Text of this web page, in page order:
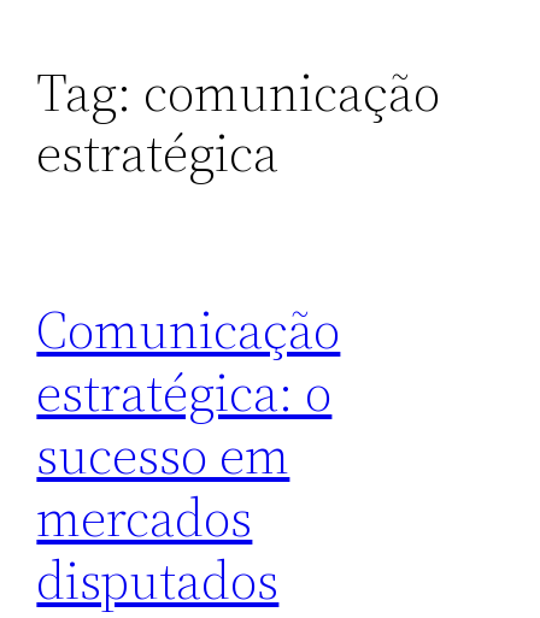
Tag: comunicação
estratégica
Comunicação
estratégica: o
sucesso em
mercados
disputados